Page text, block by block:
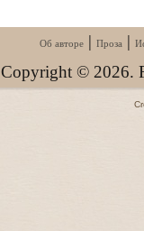
Об авторе |Проза |
Copyright © 2026.